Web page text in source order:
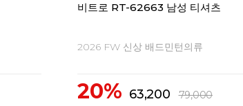
비트로 PZRT-62672 남성 티셔츠
2026 FW 신상 배드민턴의류
20% 63,200 79,000